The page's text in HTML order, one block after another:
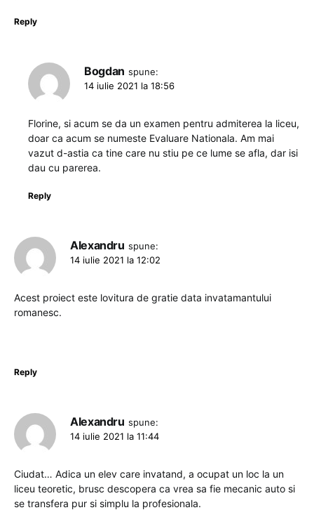
Reply
Bogdan spune:
14 iulie 2021 la 18:56
Florine, si acum se da un examen pentru admiterea la liceu,
doar ca acum se numeste Evaluare Nationala. Am mai
vazut d-astia ca tine care nu stiu pe ce lume se afla, dar isi
dau cu parerea.
Reply
Alexandru spune:
14 iulie 2021 la 12:02
Acest proiect este lovitura de gratie data invatamantului
romanesc.
Reply
Alexandru spune:
14 iulie 2021 la 11:44
Ciudat… Adica un elev care invatand, a ocupat un loc la un
liceu teoretic, brusc descopera ca vrea sa fie mecanic auto si
se transfera pur si simplu la profesionala.